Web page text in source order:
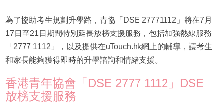
為了協助考生規劃升學路，青協「DSE 27771112」將在7月
17日至21日期間特別延長放榜支援服務，包括加強熱線服務
「2777 1112」，以及提供在uTouch.hk網上的輔導，讓考生
和家長能夠獲得即時的升學諮詢和情緒支援。
香港青年協會「DSE 2777 1112」DSE
放榜支援服務